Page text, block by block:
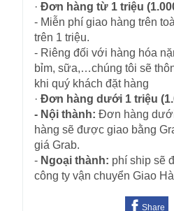
· Đơn hàng từ 1 triệu
- Miễn phí giao hàng trên
trên 1 triệu.
- Riêng đối với hàng hóa
bỉm, sữa,…chúng tôi sẽ
khi quý khách đặt hàng
· Đơn hàng dưới 1 triệu
- Nội thành: Đơn hàng
hàng sẽ được giao bằng
giá Grab.
- Ngoại thành: phí ship sẽ
công ty vận chuyển Giao
Share